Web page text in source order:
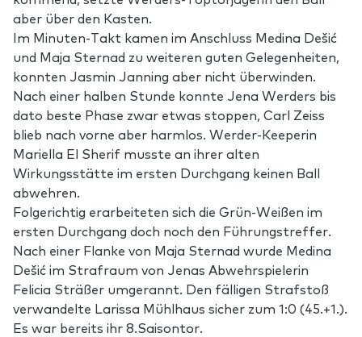
aber über den Kasten.
Im Minuten-Takt kamen im Anschluss Medina Dešić
und Maja Sternad zu weiteren guten Gelegenheiten,
konnten Jasmin Janning aber nicht überwinden.
Nach einer halben Stunde konnte Jena Werders bis
dato beste Phase zwar etwas stoppen, Carl Zeiss
blieb nach vorne aber harmlos. Werder-Keeperin
Mariella El Sherif musste an ihrer alten
Wirkungsstätte im ersten Durchgang keinen Ball
abwehren.
Folgerichtig erarbeiteten sich die Grün-Weißen im
ersten Durchgang doch noch den Führungstreffer.
Nach einer Flanke von Maja Sternad wurde Medina
Dešić im Strafraum von Jenas Abwehrspielerin
Felicia Sträßer umgerannt. Den fälligen Strafstoß
verwandelte Larissa Mühlhaus sicher zum 1:0 (45.+1.).
Es war bereits ihr 8.Saisontor.